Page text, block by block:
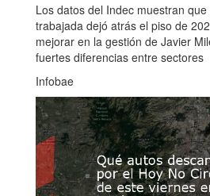
Los datos del Indec muestran
trabajada dejó atrás el piso de
mejorar en la gestión de Javier
fuertes diferencias entre sectores
Infobae